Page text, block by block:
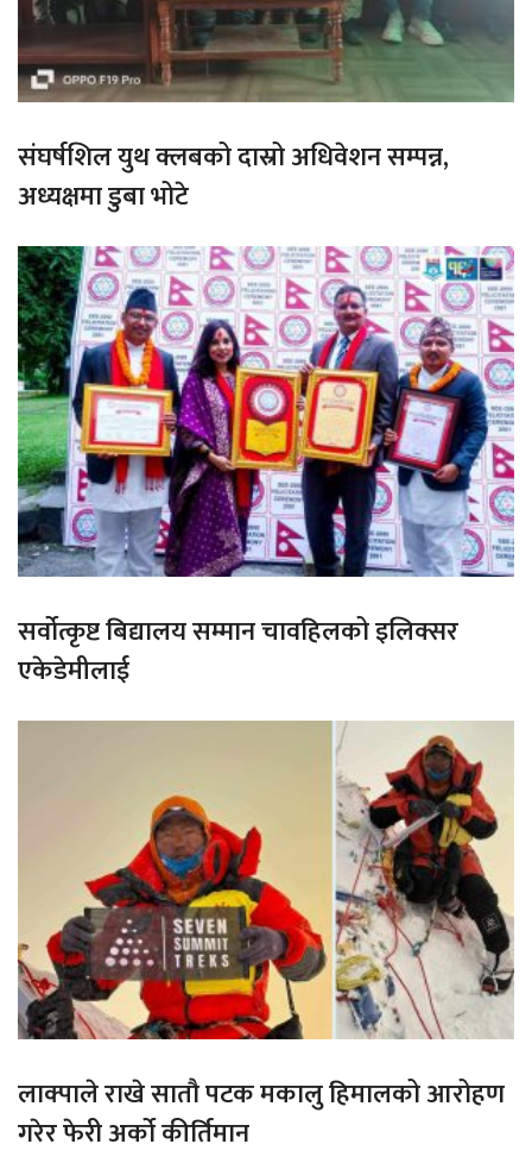
संघर्षशिल युथ क्लबको दास्रो अधिवेशन सम्पन्न,
अध्यक्षमा डुबा भोटे
सर्वोत्कृष्ट बिद्यालय सम्मान चावहिलको इलिक्सर
एकेडेमीलाई
लाक्पाले राखे सातौ पटक मकालु हिमालको आरोहण
गरेर फेरी अर्को कीर्तिमान